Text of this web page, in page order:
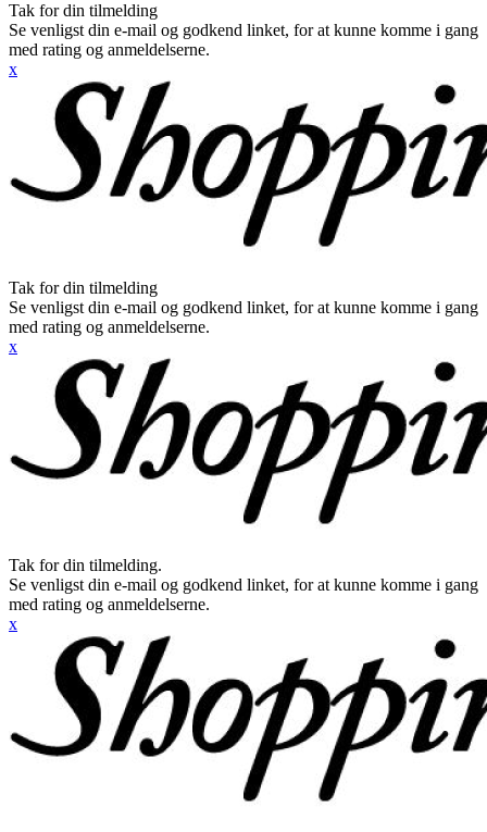
Tak for din tilmelding
Se venligst din e-mail og godkend linket, for at kunne komme i gang
med rating og anmeldelserne.
x
Tak for din tilmelding
Se venligst din e-mail og godkend linket, for at kunne komme i gang
med rating og anmeldelserne.
x
Tak for din tilmelding.
Se venligst din e-mail og godkend linket, for at kunne komme i gang
med rating og anmeldelserne.
x